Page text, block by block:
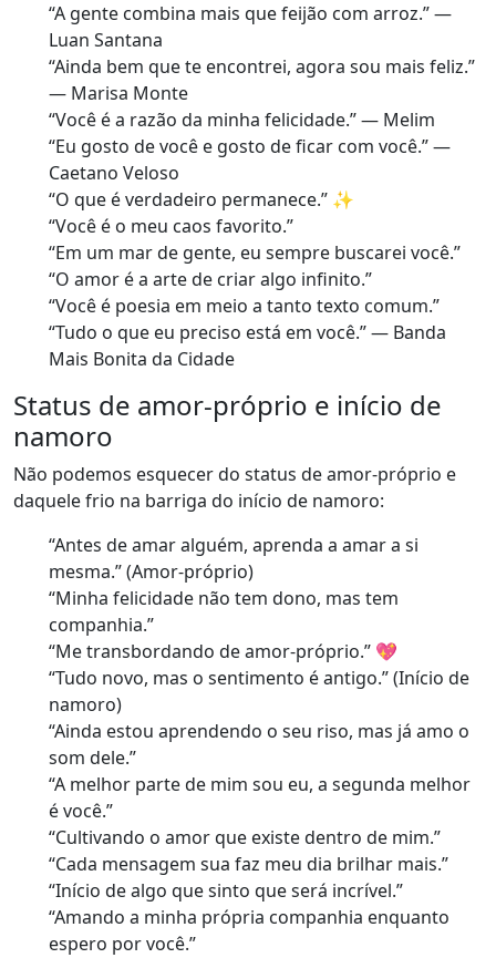
“A gente combina mais que feijão com arroz.” —
Luan Santana
“Ainda bem que te encontrei, agora sou mais feliz.”
— Marisa Monte
“Você é a razão da minha felicidade.” — Melim
“Eu gosto de você e gosto de ficar com você.” —
Caetano Veloso
“O que é verdadeiro permanece.” ✨
“Você é o meu caos favorito.”
“Em um mar de gente, eu sempre buscarei você.”
“O amor é a arte de criar algo infinito.”
“Você é poesia em meio a tanto texto comum.”
“Tudo o que eu preciso está em você.” — Banda
Mais Bonita da Cidade
Status de amor-próprio e início de
namoro
Não podemos esquecer do status de amor-próprio e
daquele frio na barriga do início de namoro:
“Antes de amar alguém, aprenda a amar a si
mesma.” (Amor-próprio)
“Minha felicidade não tem dono, mas tem
companhia.”
“Me transbordando de amor-próprio.” 💖
“Tudo novo, mas o sentimento é antigo.” (Início de
namoro)
“Ainda estou aprendendo o seu riso, mas já amo o
som dele.”
“A melhor parte de mim sou eu, a segunda melhor
é você.”
“Cultivando o amor que existe dentro de mim.”
“Cada mensagem sua faz meu dia brilhar mais.”
“Início de algo que sinto que será incrível.”
“Amando a minha própria companhia enquanto
espero por você.”